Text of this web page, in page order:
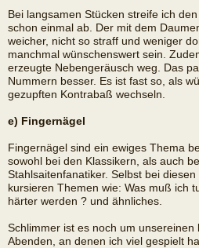
Bei langsamen Stücken streife ich
schon einmal ab. Der mit dem
weicher, nicht so straff und weniger
manchmal wünschenswert sein.
erzeugte Nebengeräusch weg. Das
Nummern besser. Es ist fast so, als
gezupften Kontrabaß wechseln.
e) Fingernägel
Fingernägel sind ein ewiges Thema
sowohl bei den Klassikern, als auch
Stahlsaitenfanatiker. Selbst bei
kursieren Themen wie: Was muß ich
härter werden ? und ähnliches.
Schlimmer ist es noch um unsereinen
Abenden, an denen ich viel gespielt